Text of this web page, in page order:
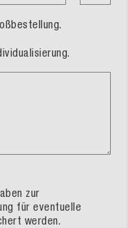
zur
für eventuelle
werden.